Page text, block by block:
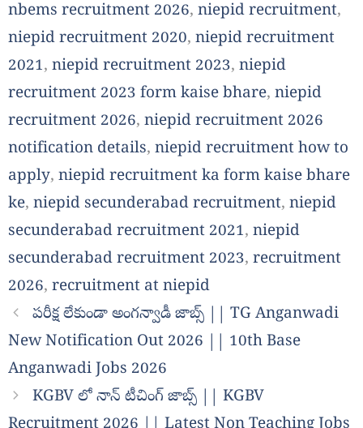
nbems recruitment 2026, niepid recruitment,
niepid recruitment 2020, niepid recruitment
2021, niepid recruitment 2023, niepid
recruitment 2023 form kaise bhare, niepid
recruitment 2026, niepid recruitment 2026
notification details, niepid recruitment how to
apply, niepid recruitment ka form kaise bhare
ke, niepid secunderabad recruitment, niepid
secunderabad recruitment 2021, niepid
secunderabad recruitment 2023, recruitment
2026, recruitment at niepid
పరీక్ష లేకుండా అంగన్వాడీ జాబ్స్ || TG Anganwadi
New Notification Out 2026 || 10th Base
Anganwadi Jobs 2026
KGBV లో నాన్ టీచింగ్ జాబ్స్ || KGBV